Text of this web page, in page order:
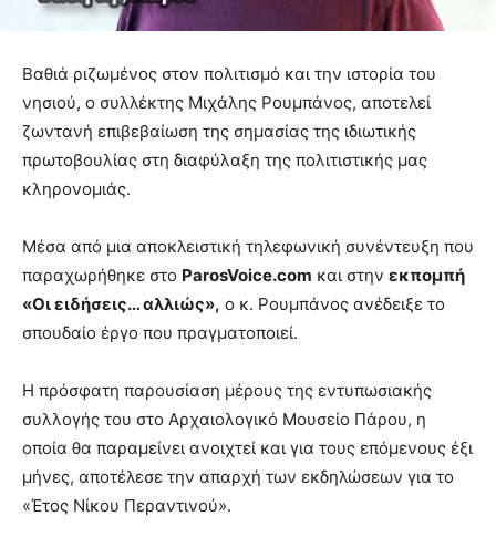
Βαθιά ριζωμένος στον πολιτισμό και την ιστορία του
νησιού, ο συλλέκτης Μιχάλης Ρουμπάνος, αποτελεί
ζωντανή επιβεβαίωση της σημασίας της ιδιωτικής
πρωτοβουλίας στη διαφύλαξη της πολιτιστικής μας
κληρονομιάς.
Μέσα από μια αποκλειστική τηλεφωνική συνέντευξη που
παραχωρήθηκε στο ParosVoice.com και στην εκπομπή
«Οι ειδήσεις… αλλιώς», ο κ. Ρουμπάνος ανέδειξε το
σπουδαίο έργο που πραγματοποιεί.
Η πρόσφατη παρουσίαση μέρους της εντυπωσιακής
συλλογής του στο Αρχαιολογικό Μουσείο Πάρου, η
οποία θα παραμείνει ανοιχτεί και για τους επόμενους έξι
μήνες, αποτέλεσε την απαρχή των εκδηλώσεων για το
«Έτος Νίκου Περαντινού».